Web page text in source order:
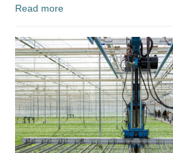
Read more